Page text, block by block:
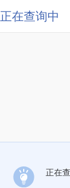
正在查询中
正在